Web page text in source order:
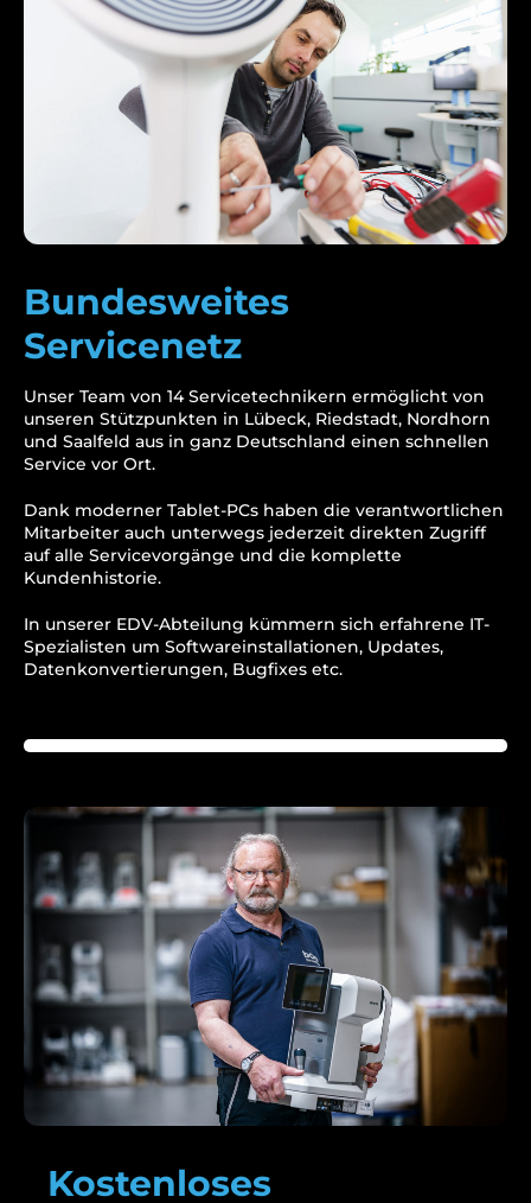
Bundesweites
Servicenetz
Unser Team von 14 Servicetechnikern ermöglicht von
unseren Stützpunkten in Lübeck, Riedstadt, Nordhorn
und Saalfeld aus in ganz Deutschland einen schnellen
Service vor Ort.
Dank moderner Tablet-PCs haben die verantwortlichen
Mitarbeiter auch unterwegs jederzeit direkten Zugriff
auf alle Servicevorgänge und die komplette
Kundenhistorie.
In unserer EDV-Abteilung kümmern sich erfahrene IT-
Spezialisten um Softwareinstallationen, Updates,
Datenkonvertierungen, Bugfixes etc.
Kostenloses